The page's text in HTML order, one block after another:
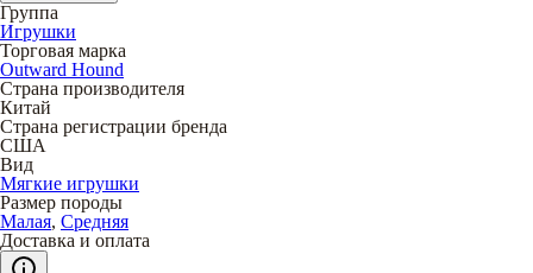
Группа
Игрушки
Торговая марка
Outward Hound
Страна производителя
Китай
Страна регистрации бренда
США
Вид
Мягкие игрушки
Размер породы
Малая, Средняя
Доставка и оплата